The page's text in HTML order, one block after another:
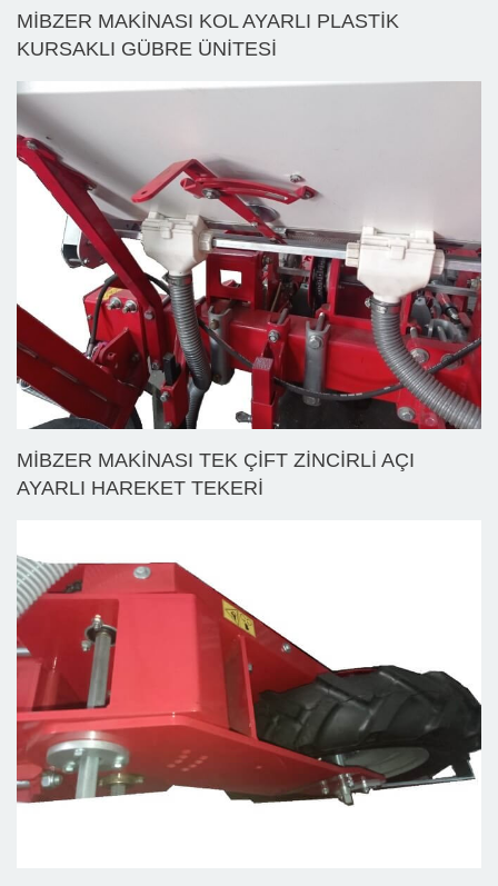
MİBZER MAKİNASI KOL AYARLI PLASTİK
KURSAKLI GÜBRE ÜNİTESİ
MİBZER MAKİNASI TEK ÇİFT ZİNCİRLİ AÇI
AYARLI HAREKET TEKERİ